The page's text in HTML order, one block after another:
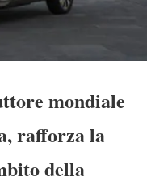
mondiale
rafforza la
della